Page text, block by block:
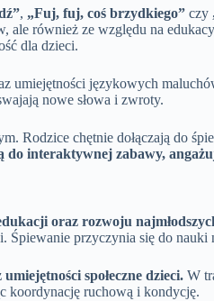
, „Fuj, fuj, coś brzydkiego” czy
również ze względu na
dla dzieci.
umiejętności językowych
nowe słowa i zwroty.
Rodzice chętnie dołączają do
interaktywnej zabawy,
oraz rozwoju
przyczynia się do nauki
społeczne dzieci. W
koordynację ruchową i kondycję.